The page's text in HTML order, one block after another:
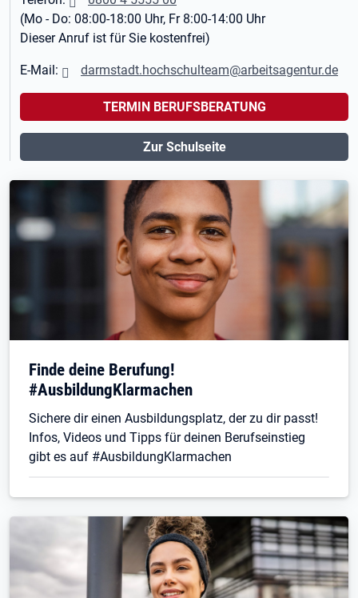
(Mo - Do: 08:00-18:00 Uhr, Fr 8:00-14:00 Uhr
Dieser Anruf ist für Sie kostenfrei)
E-Mail: darmstadt.hochschulteam@arbeitsagentur.de
TERMIN BERUFSBERATUNG
Zur Schulseite
Finde deine Berufung!
#AusbildungKlarmachen
Sichere dir einen Ausbildungsplatz, der zu dir passt!
Infos, Videos und Tipps für deinen Berufseinstieg
gibt es auf #AusbildungKlarmachen